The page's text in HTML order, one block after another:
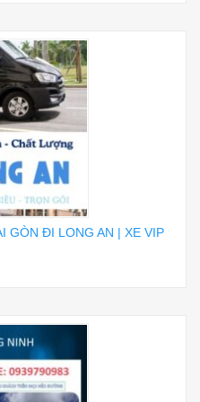
GÒN ĐI LONG AN | XE VIP